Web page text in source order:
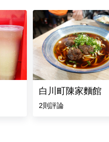
白川町陳家麵館
2則評論